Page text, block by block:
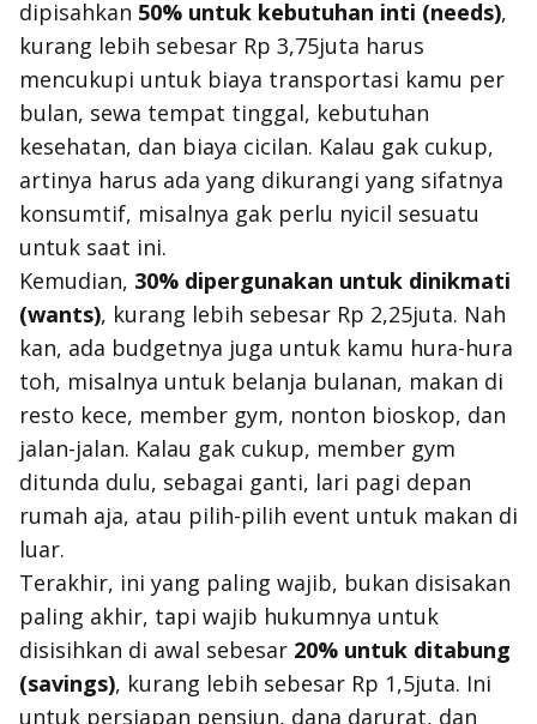
dipisahkan 50% untuk kebutuhan inti (needs),
kurang lebih sebesar Rp 3,75juta harus
mencukupi untuk biaya transportasi kamu per
bulan, sewa tempat tinggal, kebutuhan
kesehatan, dan biaya cicilan. Kalau gak cukup,
artinya harus ada yang dikurangi yang sifatnya
konsumtif, misalnya gak perlu nyicil sesuatu
untuk saat ini.
Kemudian, 30% dipergunakan untuk dinikmati
(wants), kurang lebih sebesar Rp 2,25juta. Nah
kan, ada budgetnya juga untuk kamu hura-hura
toh, misalnya untuk belanja bulanan, makan di
resto kece, member gym, nonton bioskop, dan
jalan-jalan. Kalau gak cukup, member gym
ditunda dulu, sebagai ganti, lari pagi depan
rumah aja, atau pilih-pilih event untuk makan di
luar.
Terakhir, ini yang paling wajib, bukan disisakan
paling akhir, tapi wajib hukumnya untuk
disisihkan di awal sebesar 20% untuk ditabung
(savings), kurang lebih sebesar Rp 1,5juta. Ini
untuk persiapan pensiun, dana darurat, dan